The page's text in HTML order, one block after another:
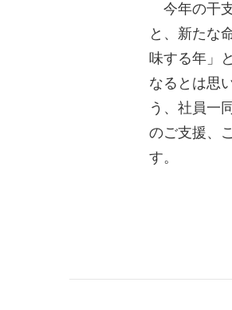
今年の干
と、新たな
味する年」
なるとは思
う、社員一
のご支援、
す。